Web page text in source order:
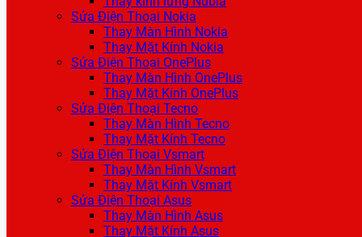
Sửa Điện Thoại Nokia
Thay Màn Hình Nokia
Thay Mặt Kính Nokia
Sửa Điện Thoại OnePlus
Thay Màn Hình OnePlus
Thay Mặt Kính OnePlus
Sửa Điện Thoại Tecno
Thay Màn Hình Tecno
Thay Mặt Kính Tecno
Sửa Điện Thoại Vsmart
Thay Màn Hình Vsmart
Thay Mặt Kính Vsmart
Sửa Điện Thoại Asus
Thay Màn Hình Asus
Thay Mặt Kính Asus